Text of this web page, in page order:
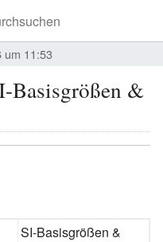
um 11:53
Basisgrößen &
SI-Basisgrößen &